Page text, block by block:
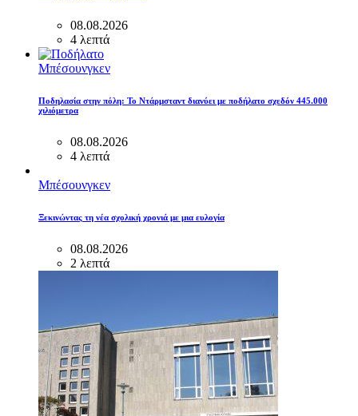
08.08.2026
4 λεπτά
Μπέσουνγκεν
Ποδηλασία στην πόλη: Το Ντάρμσταντ διανύει με ποδήλατο σχεδόν 445.000
χιλιόμετρα
08.08.2026
4 λεπτά
Μπέσουνγκεν
Ξεκινώντας τη νέα σχολική χρονιά με μια ευλογία
08.08.2026
2 λεπτά